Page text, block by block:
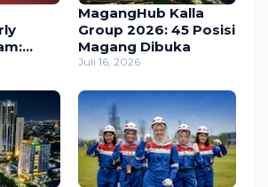
MagangHub Kalla
Group 2026: 45 Posisi
Magang Dibuka
Juli 16, 2026